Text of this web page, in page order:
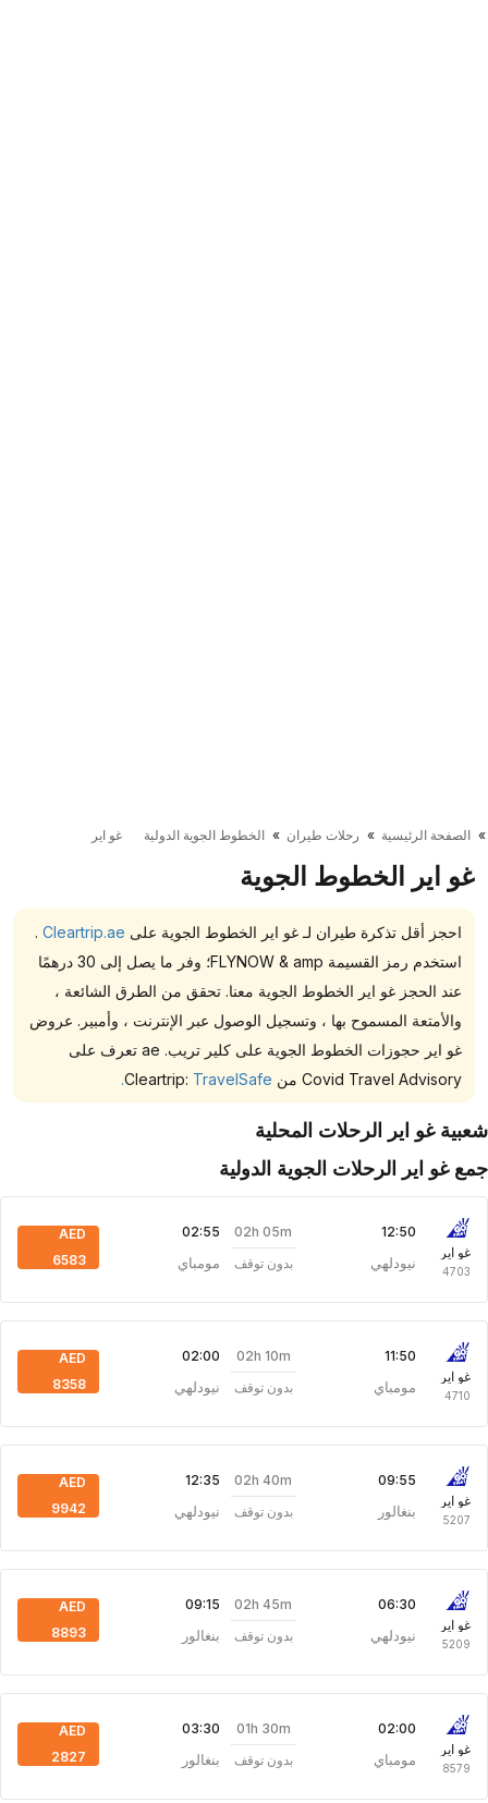
الصفحة الرئيسية رحلات طيران الخطوط الجوية الدولية غو اير
غو اير الخطوط الجوية
احجز أقل تذكرة طيران لـ غو اير الخطوط الجوية على Cleartrip.ae
.
استخدم رمز القسيمة FLYNOW & amp؛ وفر ما يصل إلى 30 درهمًا
عند الحجز غو اير الخطوط الجوية معنا. تحقق من الطرق الشائعة ،
والأمتعة المسموح بها ، وتسجيل الوصول عبر الإنترنت ، وأمبير. عروض
غو اير حجوزات الخطوط الجوية على كلير تريب. ae تعرف على
Covid Travel Advisory من Cleartrip:
TravelSafe.
غو اير الرحلات المحلية
غو اير الرحلات الجوية الدولية
غو اير
4703
12:50
نيودلهي
02h 05m
بدون توقف
02:55
مومباي
AED
6583
غو اير
4710
11:50
مومباي
02h 10m
بدون توقف
02:00
نيودلهي
AED
8358
غو اير
5207
09:55
بنغالور
02h 40m
بدون توقف
12:35
نيودلهي
AED
9942
غو اير
5209
06:30
نيودلهي
02h 45m
بدون توقف
09:15
بنغالور
AED
8893
غو اير
8579
02:00
مومباي
01h 30m
بدون توقف
03:30
بنغالور
AED
2827